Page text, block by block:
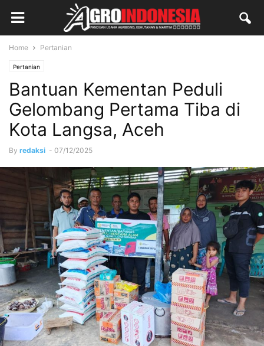
Home Pertanian
Pertanian
Bantuan Kementan Peduli
Gelombang Pertama Tiba di
Kota Langsa, Aceh
By redaksi - 07/12/2025